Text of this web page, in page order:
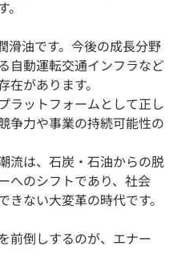
滑油です。今後の成長分野
自動運転交通インフラなど
があります。
ラットフォームとして正し
争力や事業の持続可能性の
流は、石炭・石油からの脱
へのシフトであり、社会
ない大変革の時代です。
前倒しするのが、エナー